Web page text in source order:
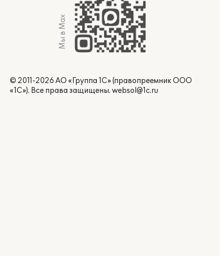
Мы в Max
© 2011-2026 АО «Группа 1С» (правопреемник ООО
«1С»). Все права защищены. websol@1c.ru